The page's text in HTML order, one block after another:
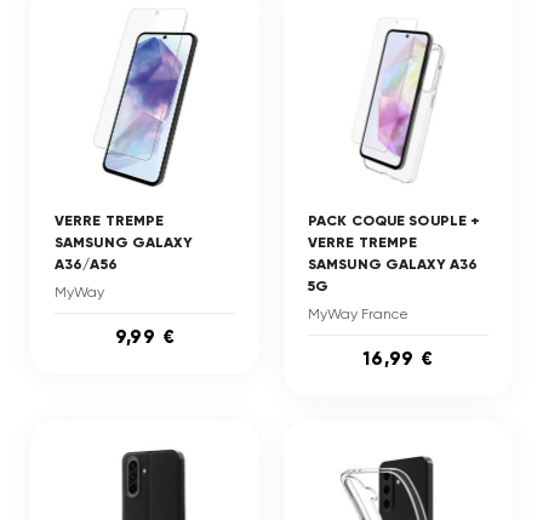
VERRE TREMPE
SAMSUNG GALAXY
A36/A56
MyWay
9,99 €
PACK COQUE SOUPLE +
VERRE TREMPE
SAMSUNG GALAXY A36
5G
MyWay France
16,99 €